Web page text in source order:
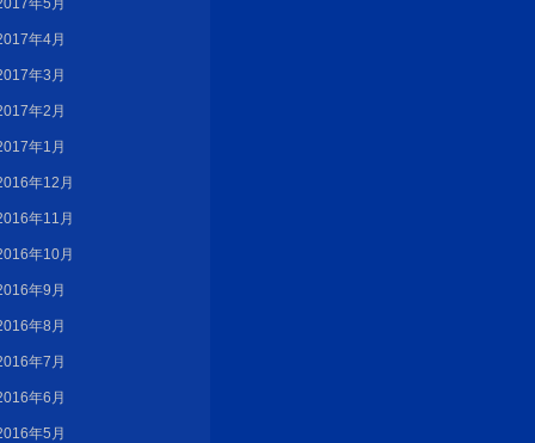
年5月
年4月
年3月
年2月
年1月
年12月
年11月
年10月
年9月
年8月
年7月
年6月
年5月